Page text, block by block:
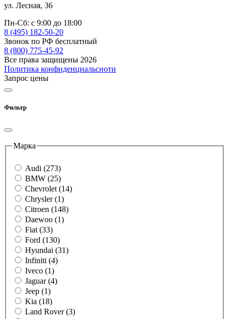
ул. Лесная, 36
Пн-Сб: с 9:00 до 18:00
8 (495) 182-50-20
Звонок по РФ бесплатный
8 (800) 775-45-92
Все права защищены 2026
Политика конфиденциальсноти
Запрос цены
Фильтр
Марка
Audi (273)
BMW (25)
Chevrolet (14)
Chrysler (1)
Citroen (148)
Daewoo (1)
Fiat (33)
Ford (130)
Hyundai (31)
Infiniti (4)
Iveco (1)
Jaguar (4)
Jeep (1)
Kia (18)
Land Rover (3)